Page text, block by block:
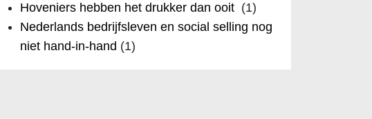
Hoveniers hebben het drukker dan ooit (1)
Nederlands bedrijfsleven en social selling nog
niet hand-in-hand (1)